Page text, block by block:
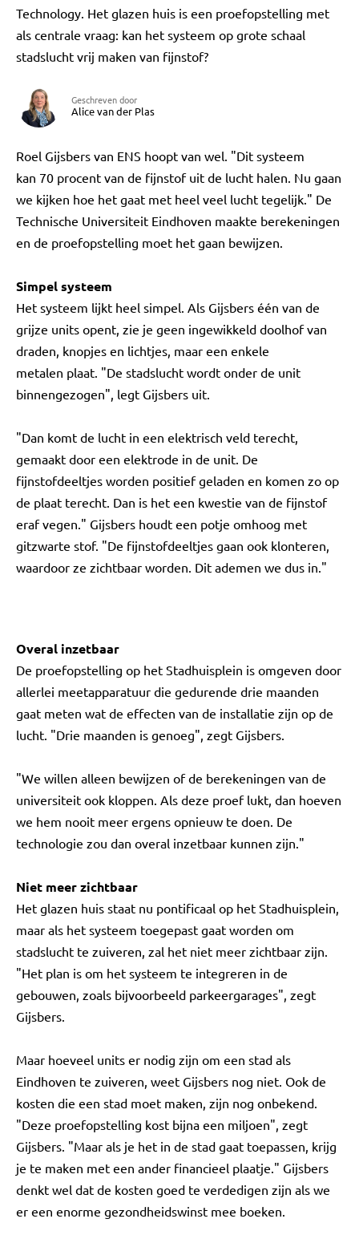
Technology. Het glazen huis is een proefopstelling met
als centrale vraag: kan het systeem op grote schaal
stadslucht vrij maken van fijnstof?
Geschreven door
Alice van der Plas
Roel Gijsbers van ENS hoopt van wel. "Dit systeem
kan 70 procent van de fijnstof uit de lucht halen. Nu gaan
we kijken hoe het gaat met heel veel lucht tegelijk." De
Technische Universiteit Eindhoven maakte berekeningen
en de proefopstelling moet het gaan bewijzen.
Simpel systeem
Het systeem lijkt heel simpel. Als Gijsbers één van de
grijze units opent, zie je geen ingewikkeld doolhof van
draden, knopjes en lichtjes, maar een enkele
metalen plaat. "De stadslucht wordt onder de unit
binnengezogen", legt Gijsbers uit.
"Dan komt de lucht in een elektrisch veld terecht,
gemaakt door een elektrode in de unit. De
fijnstofdeeltjes worden positief geladen en komen zo op
de plaat terecht. Dan is het een kwestie van de fijnstof
eraf vegen." Gijsbers houdt een potje omhoog met
gitzwarte stof. "De fijnstofdeeltjes gaan ook klonteren,
waardoor ze zichtbaar worden. Dit ademen we dus in."
Overal inzetbaar
De proefopstelling op het Stadhuisplein is omgeven door
allerlei meetapparatuur die gedurende drie maanden
gaat meten wat de effecten van de installatie zijn op de
lucht. "Drie maanden is genoeg", zegt Gijsbers.
"We willen alleen bewijzen of de berekeningen van de
universiteit ook kloppen. Als deze proef lukt, dan hoeven
we hem nooit meer ergens opnieuw te doen. De
technologie zou dan overal inzetbaar kunnen zijn."
Niet meerzichtbaar
Het glazen huis staat nu pontificaal op het Stadhuisplein,
maar als het systeem toegepast gaat worden om
stadslucht te zuiveren, zal het niet meer zichtbaar zijn.
"Het plan is om het systeem te integreren in de
gebouwen, zoals bijvoorbeeld parkeergarages", zegt
Gijsbers.
Maar hoeveel units er nodig zijn om een stad als
Eindhoven te zuiveren, weet Gijsbers nog niet. Ook de
kosten die een stad moet maken, zijn nog onbekend.
"Deze proefopstelling kost bijna een miljoen", zegt
Gijsbers. "Maar als je het in de stad gaat toepassen, krijg
je te maken met een ander financieel plaatje." Gijsbers
denkt wel dat de kosten goed te verdedigen zijn als we
er een enorme gezondheidswinst mee boeken.